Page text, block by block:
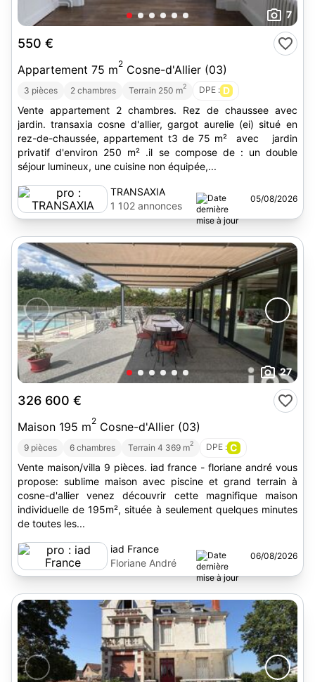
7
550 €
Appartement 75 m2 Cosne-d'Allier (03)
3 pièces 2 chambres Terrain 250 m2 DPE : D
Vente appartement 2 chambres. Rez de chaussee avec
jardin. transaxia cosne d'allier, gargot aurelie (ei) situé en
rez-de-chaussée, appartement t3 de 75 m² avec jardin
privatif d'environ 250 m² .il se compose de : un double
séjour lumineux, une cuisine non équipée,...
TRANSAXIA
1 102 annonces
05/08/2026
27
326 600 €
Maison 195 m2 Cosne-d'Allier (03)
9 pièces 6 chambres Terrain 4 369 m2 DPE : C
Vente maison/villa 9 pièces. iad france - floriane andré vous
propose: sublime maison avec piscine et grand terrain à
cosne-d'allier venez découvrir cette magnifique maison
individuelle de 195m², située à seulement quelques minutes
de toutes les...
iad France
Floriane André
06/08/2026